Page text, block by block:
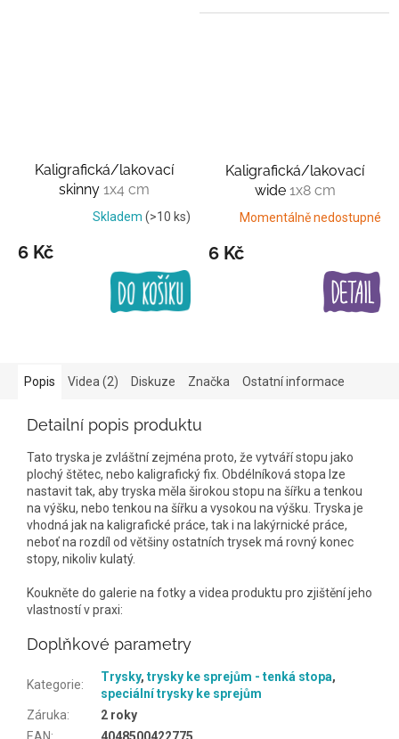
Kaligrafická/lakovací
skinny 1x4 cm
Skladem (>10 ks)
6 Kč
Kaligrafická/lakovací
wide 1x8 cm
Momentálně nedostupné
6 Kč
Popis Videa (2) Diskuze Značka Ostatní informace
Detailní popis produktu
Tato tryska je zvláštní zejména proto, že vytváří stopu jako
plochý štětec, nebo kaligrafický fix. Obdélníková stopa lze
nastavit tak, aby tryska měla širokou stopu na šířku a tenkou
na výšku, nebo tenkou na šířku a vysokou na výšku. Tryska je
vhodná jak na kaligrafické práce, tak i na lakýrnické práce,
neboť na rozdíl od většiny ostatních trysek má rovný konec
stopy, nikoliv kulatý.
Koukněte do galerie na fotky a videa produktu pro zjištění jeho
vlastností v praxi:
Doplňkové parametry
Kategorie:
Trysky, trysky ke sprejům - tenká stopa,
speciální trysky ke sprejům
Záruka:
2 roky
EAN: 4048500422775